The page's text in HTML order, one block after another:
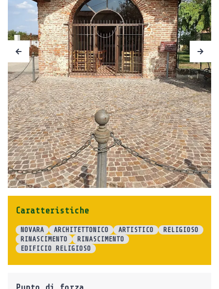
Caratteristiche
NOVARA ARCHITETTONICO ARTISTICO
RELIGIOSO
RINASCIMENTO
RINASCIMENTO
EDIFICIO RELIGIOSO